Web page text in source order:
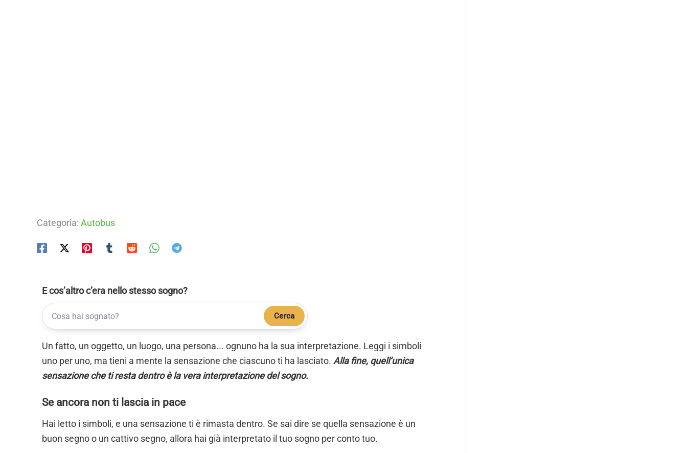
Categoria: Autobus
E cos’altro c’era nello stesso sogno?
Cerca
Un fatto, un oggetto, un luogo, una persona... ognuno ha la sua interpretazione. Leggi i simboli
uno per uno, ma tieni a mente la sensazione che ciascuno ti ha lasciato. Alla fine, quell’unica
sensazione che ti resta dentro è la vera interpretazione del sogno.
Se ancora non ti lascia in pace
Hai letto i simboli, e una sensazione ti è rimasta dentro. Se sai dire se quella sensazione è un
buon segno o un cattivo segno, allora hai già interpretato il tuo sogno per conto tuo.